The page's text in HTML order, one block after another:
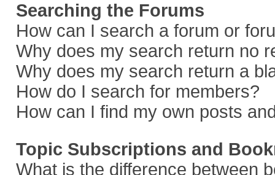
Searching the Forums
How can I search a forum or
Why does my search return no
Why does my search return a
How do I search for members?
How can I find my own posts
Topic Subscriptions and
What is the difference between